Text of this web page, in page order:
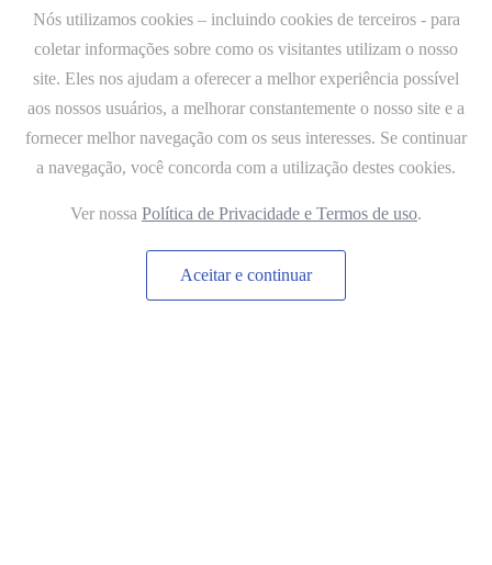
Role para
ver mais
Nós utilizamos cookies – incluindo cookies de terceiros - para
coletar informações sobre como os visitantes utilizam o nosso
site. Eles nos ajudam a oferecer a melhor experiência possível
aos nossos usuários, a melhorar constantemente o nosso site e a
fornecer melhor navegação com os seus interesses. Se continuar
a navegação, você concorda com a utilização destes cookies.
Ver nossa Política de Privacidade e Termos de uso.
Aceitar e continuar